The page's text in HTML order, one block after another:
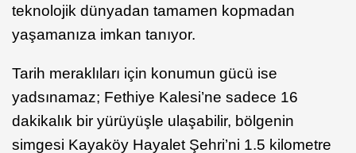
teknolojik dünyadan tamamen kopmadan
yaşamanıza imkan tanıyor.
Tarih meraklıları için konumun gücü ise
yadsınamaz; Fethiye Kalesi’ne sadece 16
dakikalık bir yürüyüşle ulaşabilir, bölgenin
simgesi Kayaköy Hayalet Şehri’ni 1.5 kilometre